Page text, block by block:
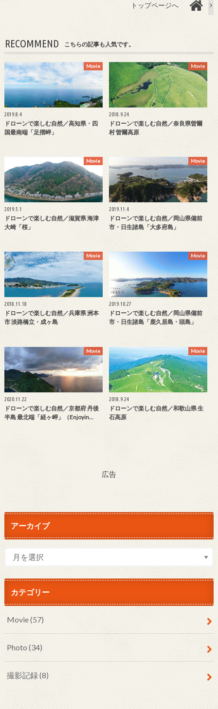
トップページへ
RECOMMEND こちらの記事も人気です。
Movie
2019.8.4
ドローンで楽しむ自然／高知県・四
国最南端「足摺岬」
Movie
2018.9.24
ドローンで楽しむ自然／奈良県曽爾
村 曽爾高原
Movie
2019.5.1
ドローンで楽しむ自然／滋賀県 海津
大崎「桜」
Movie
2019.11.4
ドローンで楽しむ自然／岡山県備前
市・日生諸島「大多府島」
Movie
2018.11.18
ドローンで楽しむ自然／兵庫県 洲本
市 淡路橋立・成ヶ島
Movie
2019.10.27
ドローンで楽しむ自然／岡山県備前
市・日生諸島「鹿久居島・頭島」
Movie
2020.11.22
ドローンで楽しむ自然／京都府 丹後
半島 最北端「経ヶ岬」（Enjoyin…
Movie
2018.9.24
ドローンで楽しむ自然／和歌山県 生
石高原
広告
アーカイブ
カテゴリー
Movie(57)
Photo (34)
撮影記録(8)